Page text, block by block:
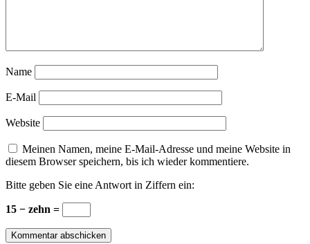
Name
E-Mail
Website
Meinen Namen, meine E-Mail-Adresse und meine Website in
diesem Browser speichern, bis ich wieder kommentiere.
Bitte geben Sie eine Antwort in Ziffern ein:
15 − zehn =